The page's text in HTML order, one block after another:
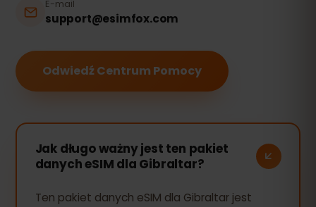
E-mail
support@esimfox.com
Odwiedź Centrum Pomocy
Jak długo ważny jest ten pakiet
danych eSIM dla Gibraltar?
Ten pakiet danych eSIM dla Gibraltar jest